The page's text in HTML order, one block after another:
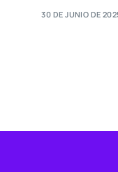
30 DE JUNIO DE